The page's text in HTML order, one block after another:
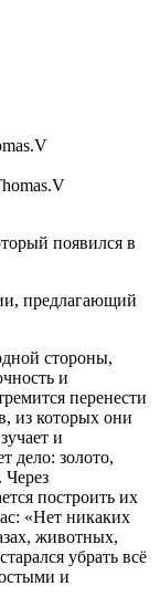
появился в
предлагающий
стороны,
и
перенести
из которых они
и
дело: золото,
Через
построить их
«Нет никаких
животных,
убрать всё
и